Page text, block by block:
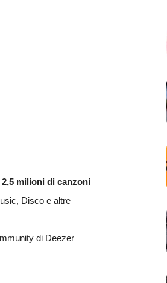
2,5 milioni di canzoni
Disco e altre
di Deezer